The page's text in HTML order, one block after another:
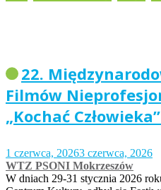
22.
Filmów
„Kochać
1 czerwca, 20263 czerwca, 2026
WTZ PSONI Mokrzeszów
W dniach 29-31 stycznia 2026